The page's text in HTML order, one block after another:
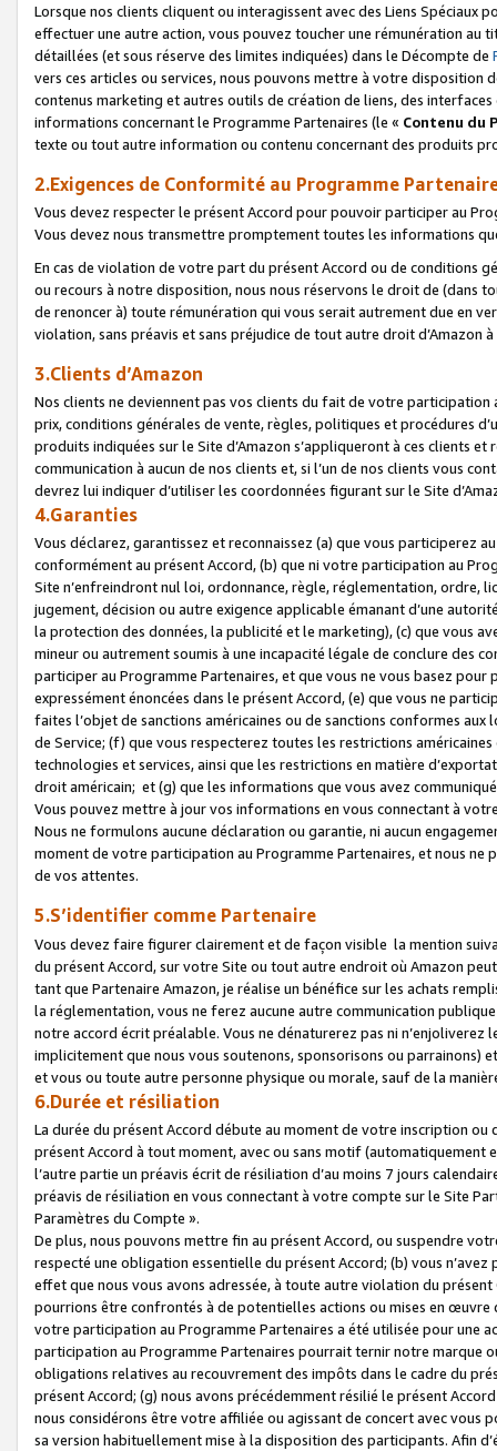
Lorsque nos clients cliquent ou interagissent avec des Liens Spéciaux
effectuer une autre action, vous pouvez toucher une rémunération
détaillées (et sous réserve des limites indiquées) dans le Décompte de
vers ces articles ou services, nous pouvons mettre à votre disposition
contenus marketing et autres outils de création de liens, des
informations concernant le Programme Partenaires (le « Contenu du
texte ou tout autre information ou contenu concernant des produits
2.Exigences de Conformité au Programme
Vous devez respecter le présent Accord pour pouvoir participer au
Vous devez nous transmettre promptement toutes les informations
En cas de violation de votre part du présent Accord ou de conditions
ou recours à notre disposition, nous nous réservons le droit de (dans
de renoncer à) toute rémunération qui vous serait autrement due en
violation, sans préavis et sans préjudice de tout autre droit
3.Clients d’Amazon
Nos clients ne deviennent pas vos clients du fait de votre
prix, conditions générales de vente, règles, politiques et procédures
produits indiquées sur le Site d’Amazon s’appliqueront à ces clients
communication à aucun de nos clients et, si l’un de nos clients vous
devrez lui indiquer d’utiliser les coordonnées figurant sur le Site
4.Garanties
Vous déclarez, garantissez et reconnaissez (a) que vous participerez
conformément au présent Accord, (b) que ni votre participation au
Site n’enfreindront nul loi, ordonnance, règle, réglementation, ordre,
jugement, décision ou autre exigence applicable émanant d’une
la protection des données, la publicité et le marketing), (c) que vous
mineur ou autrement soumis à une incapacité légale de conclure des
participer au Programme Partenaires, et que vous ne vous basez
expressément énoncées dans le présent Accord, (e) que vous ne
faites l’objet de sanctions américaines ou de sanctions conformes
de Service; (f) que vous respecterez toutes les restrictions
technologies et services, ainsi que les restrictions en matière
droit américain; et (g) que les informations que vous avez
Vous pouvez mettre à jour vos informations en vous connectant à
Nous ne formulons aucune déclaration ou garantie, ni aucun
moment de votre participation au Programme Partenaires, et nous
de vos attentes.
5.S’identifier comme Partenaire
Vous devez faire figurer clairement et de façon visible la mention
du présent Accord, sur votre Site ou tout autre endroit où Amazon
tant que Partenaire Amazon, je réalise un bénéfice sur les achats
la réglementation, vous ne ferez aucune autre communication
notre accord écrit préalable. Vous ne dénaturerez pas ni
implicitement que nous vous soutenons, sponsorisons ou parrainons)
et vous ou toute autre personne physique ou morale, sauf de la
6.Durée et résiliation
La durée du présent Accord débute au moment de votre inscription
présent Accord à tout moment, avec ou sans motif (automatiquement
l’autre partie un préavis écrit de résiliation d’au moins 7 jours
préavis de résiliation en vous connectant à votre compte sur le Site
Paramètres du Compte ».
De plus, nous pouvons mettre fin au présent Accord, ou suspendre
respecté une obligation essentielle du présent Accord; (b) vous
effet que nous vous avons adressée, à toute autre violation du
pourrions être confrontés à de potentielles actions ou mises en
votre participation au Programme Partenaires a été utilisée pour une
participation au Programme Partenaires pourrait ternir notre marque
obligations relatives au recouvrement des impôts dans le cadre du
présent Accord; (g) nous avons précédemment résilié le présent
nous considérons être votre affiliée ou agissant de concert avec vous
sa version habituellement mise à la disposition des participants. Afin